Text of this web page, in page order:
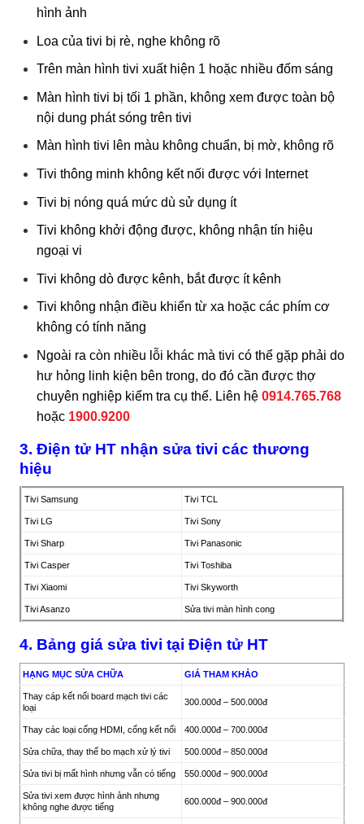
hình ảnh
Loa của tivi bị rè, nghe không rõ
Trên màn hình tivi xuất hiện 1 hoặc nhiều đốm sáng
Màn hình tivi bị tối 1 phần, không xem được toàn bộ
nội dung phát sóng trên tivi
Màn hình tivi lên màu không chuẩn, bị mờ, không rõ
Tivi thông minh không kết nối được với Internet
Tivi bị nóng quá mức dù sử dụng ít
Tivi không khởi động được, không nhận tín hiệu
ngoại vi
Tivi không dò được kênh, bắt được ít kênh
Tivi không nhận điều khiển từ xa hoặc các phím cơ
không có tính năng
Ngoài ra còn nhiều lỗi khác mà tivi có thể gặp phải do
hư hỏng linh kiện bên trong, do đó cần được thợ
chuyên nghiệp kiểm tra cụ thể. Liên hệ 0914.765.768
hoặc1900.9200
3. Điện tử HT nhận sửa tivi các thương
hiệu
Tivi Samsung Tivi TCL
Tivi LG Tivi Sony
Tivi Sharp Tivi Panasonic
Tivi Casper Tivi Toshiba
Tivi Xiaomi Tivi Skyworth
Tivi Asanzo Sửa tivi màn hình cong
4. Bảng giá sửa tivi tại Điện tử HT
HẠNG MỤC SỬA CHỮA GIÁ THAM KHẢO
Thay cáp kết nối board mạch tivi các
loại
300.000đ – 500.000đ
Thay các loại cổng HDMI, cổng kết nối 400.000đ – 700.000đ
Sửa chữa, thay thế bo mạch xử lý tivi 500.000đ – 850.000đ
Sửa tivi bị mất hình nhưng vẫn có tiếng 550.000đ – 900.000đ
Sửa tivi xem được hình ảnh nhưng
không nghe được tiếng
600.000đ – 900.000đ